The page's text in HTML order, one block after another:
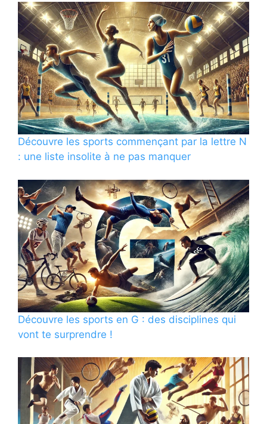
Découvre les sports commençant par la lettre N
: une liste insolite à ne pas manquer
Découvre les sports en G : des disciplines qui
vont te surprendre !